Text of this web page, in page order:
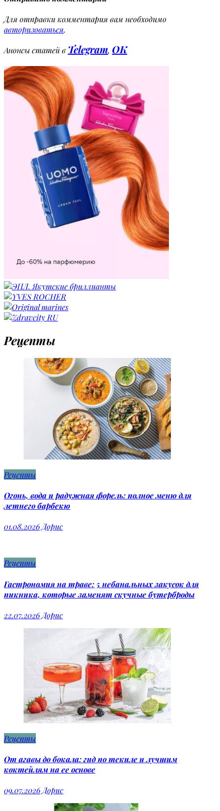
Для отправки комментария вам необходимо
авторизоваться.
Анонсы статей в Telegram, OK
Рецепты
Рецепты
Огонь, вода и радужная форель: полное меню для
летнего барбекю
01.08.2026Дорис
Рецепты
Гастрономия на траве: 5 небанальных закусок для
пикника, которые заменят скучные бутерброды
22.07.2026 Дорис
Рецепты
От агавы до бокала: гид по текиле и лучшим
коктейлям на ее основе
09.07.2026Дорис